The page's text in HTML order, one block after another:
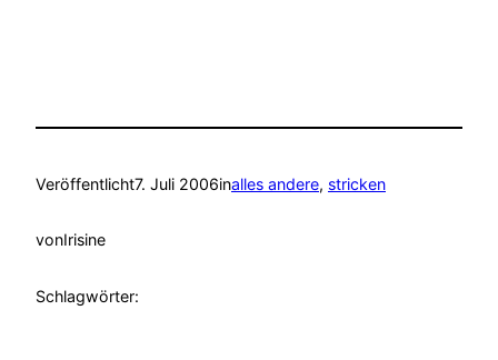
Veröffentlicht7. Juli 2006inalles andere, stricken
vonIrisine
Schlagwörter: